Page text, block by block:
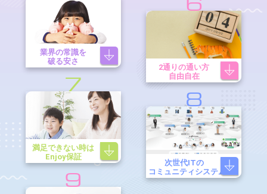
業界の常識を
破る安さ
2通りの通い方
自由自在
7
満足できない時は
Enjoy保証
8
次世代ITの
コミュニティシステム
9